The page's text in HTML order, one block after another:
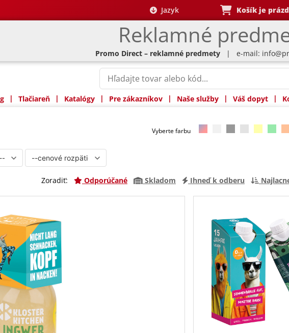
Reklamné
Jazyk Košík je
Promo Direct – reklamné predmety | e-mail:
| Tlačiareň | Katalógy | Pre zákazníkov | Naše služby | Váš dopyt |
Vyberte farbu
Zoradiť: Odporúčané Skladom Ihneď k odberu